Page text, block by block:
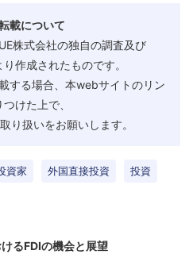
載について
株式会社の独自の調査及び
作成されたものです。
する場合、本webサイトのリン
けた上で、
り扱いをお願いします。
資家 外国直接投資 投資
るFDIの機会と展望